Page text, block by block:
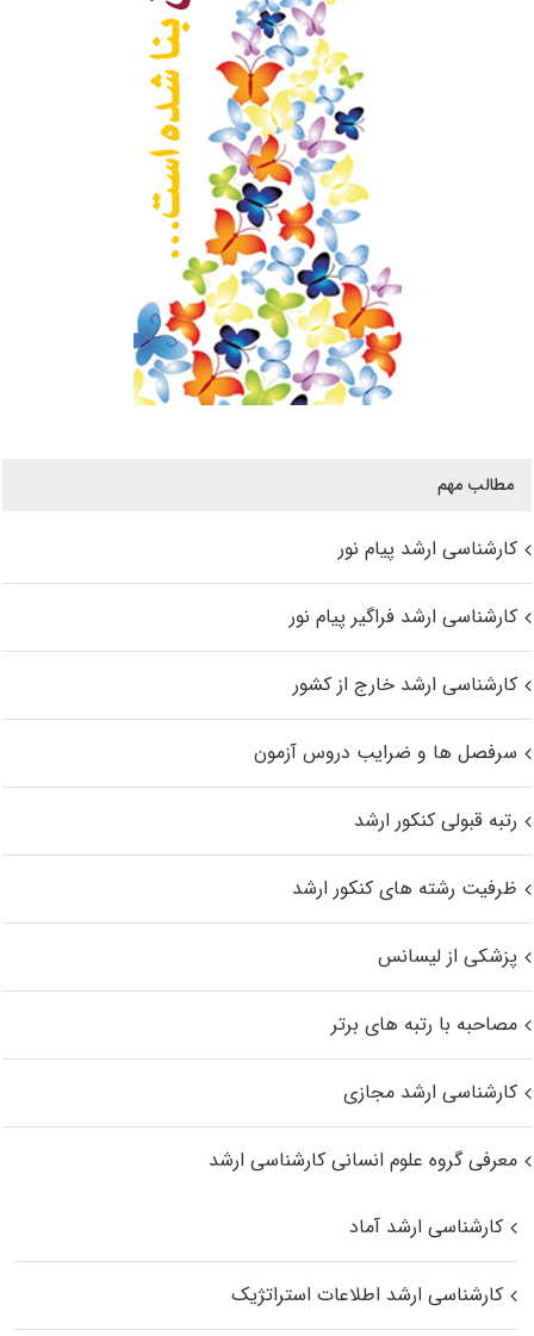
مطالب مهم
کارشناسی ارشد پیام نور
کارشناسی ارشد فراگیر پیام نور
کارشناسی ارشد خارج از کشور
سرفصل ها و ضرایب دروس آزمون
رتبه قبولی کنکور ارشد
ظرفیت رشته های کنکور ارشد
پزشکی از لیسانس
مصاحبه با رتبه های برتر
کارشناسی ارشد مجازی
معرفی گروه علوم انسانی کارشناسی ارشد
کارشناسی ارشد آماد
کارشناسی ارشد اطلاعات استراتژیک